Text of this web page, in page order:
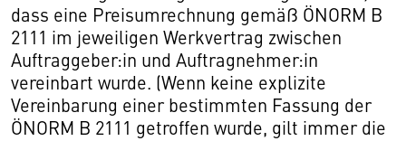
dass eine Preisumrechnung gemäß ÖNORM B
2111 im jeweiligen Werkvertrag zwischen
Auftraggeber:in und Auftragnehmer:in
vereinbart wurde. (Wenn keine explizite
Vereinbarung einer bestimmten Fassung der
ÖNORM B 2111 getroffen wurde, gilt immer die